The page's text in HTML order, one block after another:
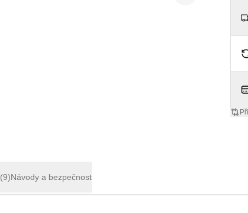
(9)Návody a bezpečnost